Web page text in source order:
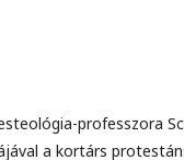
professzora
a kortárs